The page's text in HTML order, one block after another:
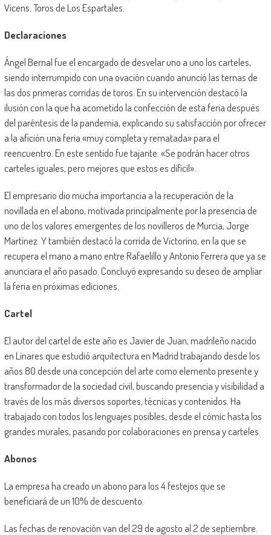
Vicens. Toros de Los Espartales.
Declaraciones
Ángel Bernal fue el encargado de desvelar uno a uno los carteles,
siendo interrumpido con una ovación cuando anunció las ternas de
las dos primeras corridas de toros. En su intervención destacó la
ilusión con la que ha acometido la confección de esta feria después
del paréntesis de la pandemia, explicando su satisfacción por ofrecer
a la afición una feria «muy completa y rematada» para el
reencuentro. En este sentido fue tajante: «Se podrán hacer otros
carteles iguales, pero mejores que estos es difícil».
El empresario dio mucha importancia a la recuperación de la
novillada en el abono, motivada principalmente por la presencia de
uno de los valores emergentes de los novilleros de Murcia, Jorge
Martínez. Y también destacó la corrida de Victorino, en la que se
recupera el mano a mano entre Rafaelillo y Antonio Ferrera que ya se
anunciara el año pasado. Concluyó expresando su deseo de ampliar
la feria en próximas ediciones.
Cartel
El autor del cartel de este año es Javier de Juan, madrileño nacido
en Linares que estudió arquitectura en Madrid trabajando desde los
años 80 desde una concepción del arte como elemento presente y
transformador de la sociedad civil, buscando presencia y visibilidad a
través de los más diversos soportes, técnicas y contenidos. Ha
trabajado con todos los lenguajes posibles, desde el cómic hasta los
grandes murales, pasando por colaboraciones en prensa y carteles.
Abonos
La empresa ha creado un abono para los 4 festejos que se
beneficiará de un 10% de descuento.
Las fechas de renovación van del 29 de agosto al 2 de septiembre.